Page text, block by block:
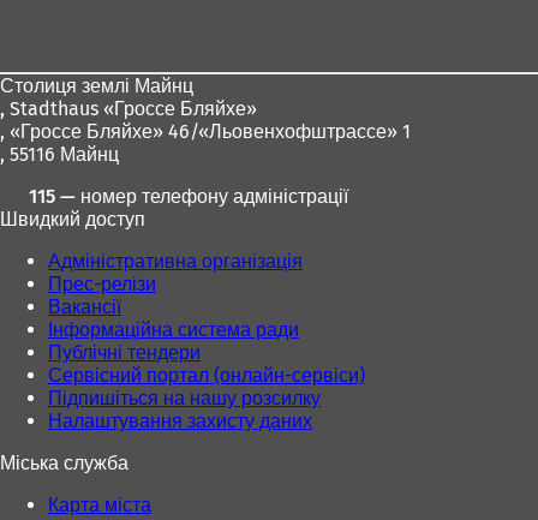
Столиця землі Майнц
, Stadthaus «Гроссе Бляйхе»
, «Гроссе Бляйхе» 46/«Льовенхофштрассе» 1
, 55116 Майнц
115 — номер телефону адміністрації
Швидкий доступ
Адміністративна організація
Прес-релізи
Вакансії
Інформаційна система ради
Публічні тендери
Сервісний портал (онлайн-сервіси)
Підпишіться на нашу розсилку
Налаштування захисту даних
Міська служба
Карта міста